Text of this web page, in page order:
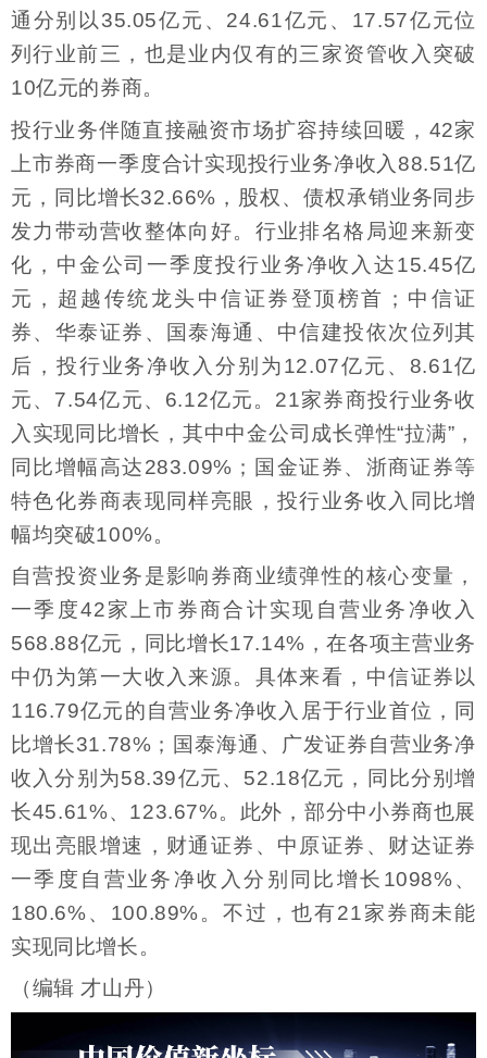
通分别以35.05亿元、24.61亿元、17.57亿元位
列行业前三，也是业内仅有的三家资管收入突破
10亿元的券商。
投行业务伴随直接融资市场扩容持续回暖，42家
上市券商一季度合计实现投行业务净收入88.51亿
元，同比增长32.66%，股权、债权承销业务同步
发力带动营收整体向好。行业排名格局迎来新变
化，中金公司一季度投行业务净收入达15.45亿
元，超越传统龙头中信证券登顶榜首；中信证
券、华泰证券、国泰海通、中信建投依次位列其
后，投行业务净收入分别为12.07亿元、8.61亿
元、7.54亿元、6.12亿元。21家券商投行业务收
入实现同比增长，其中中金公司成长弹性“拉满”，
同比增幅高达283.09%；国金证券、浙商证券等
特色化券商表现同样亮眼，投行业务收入同比增
幅均突破100%。
自营投资业务是影响券商业绩弹性的核心变量，
一季度42家上市券商合计实现自营业务净收入
568.88亿元，同比增长17.14%，在各项主营业务
中仍为第一大收入来源。具体来看，中信证券以
116.79亿元的自营业务净收入居于行业首位，同
比增长31.78%；国泰海通、广发证券自营业务净
收入分别为58.39亿元、52.18亿元，同比分别增
长45.61%、123.67%。此外，部分中小券商也展
现出亮眼增速，财通证券、中原证券、财达证券
一季度自营业务净收入分别同比增长1098%、
180.6%、100.89%。不过，也有21家券商未能
实现同比增长。
（编辑 才山丹）